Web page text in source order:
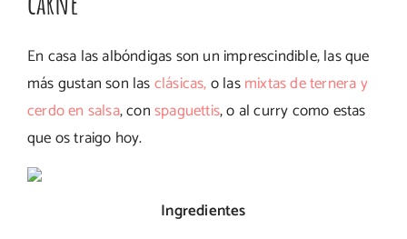
En casa las albóndigas son un imprescindible, las que
más gustan son lasclásicas,o lasmixtas de ternera y
cerdo en salsa, conspaguettis, o al curry como estas
que os traigo hoy.
Ingredientes